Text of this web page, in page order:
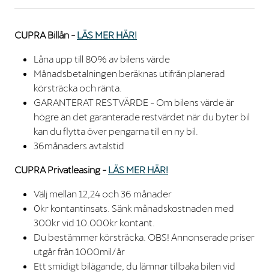
CUPRA Billån - LÄS MER HÄR!
Låna upp till 80% av bilens värde
Månadsbetalningen beräknas utifrån planerad
körsträcka och ränta.
GARANTERAT RESTVÄRDE - Om bilens värde är
högre än det garanterade restvärdet när du byter bil
kan du flytta över pengarna till en ny bil.
36månaders avtalstid
CUPRA Privatleasing - LÄS MER HÄR!
Välj mellan 12,24 och 36 månader
0kr kontantinsats. Sänk månadskostnaden med
300kr vid 10.000kr kontant.
Du bestämmer körsträcka. OBS! Annonserade priser
utgår från 1000mil/år
Ett smidigt bilägande, du lämnar tillbaka bilen vid